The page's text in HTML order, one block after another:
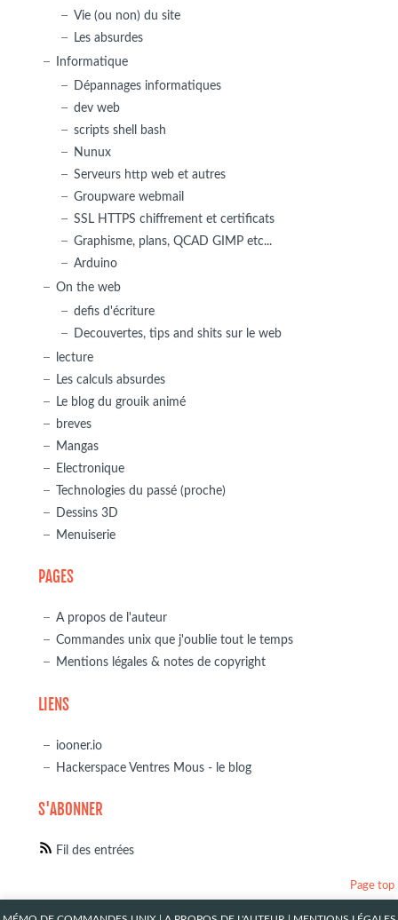
Vie (ou non) du site
Les absurdes
Informatique
Dépannages informatiques
dev web
scripts shell bash
Nunux
Serveurs http web et autres
Groupware webmail
SSL HTTPS chiffrement et certificats
Graphisme, plans, QCAD GIMP etc...
Arduino
On the web
defis d'écriture
Decouvertes, tips and shits sur le web
lecture
Les calculs absurdes
Le blog du grouik animé
breves
Mangas
Electronique
Technologies du passé (proche)
Dessins 3D
Menuiserie
PAGES
A propos de l'auteur
Commandes unix que j'oublie tout le temps
Mentions légales & notes de copyright
LIENS
iooner.io
Hackerspace Ventres Mous - le blog
S'ABONNER
Fil des entrées
Page top